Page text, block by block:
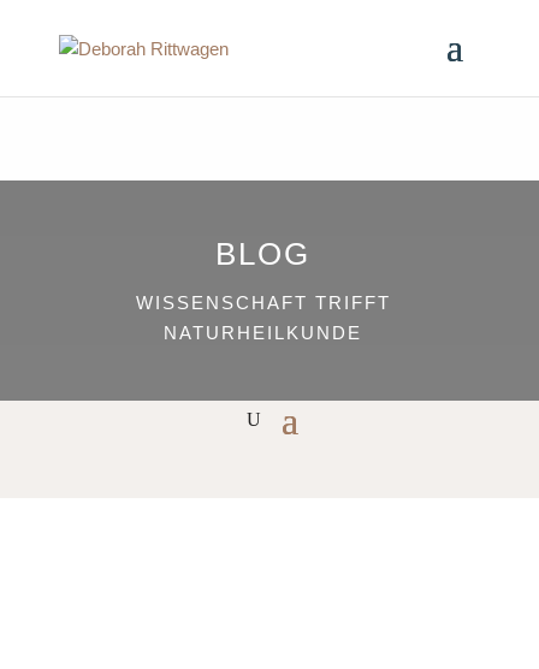
BLOG
WISSENSCHAFT TRIFFT
NATURHEILKUNDE